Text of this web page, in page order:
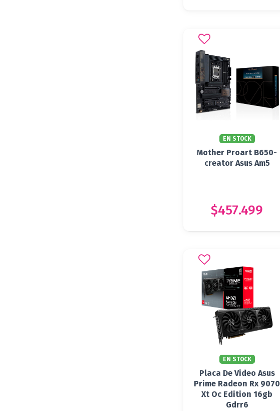
EN STOCK
Mother Proart B650-
creator Asus Am5
$457.499
EN STOCK
Placa De Video Asus
Prime Radeon Rx 9070
Xt Oc Edition 16gb
Gdrr6